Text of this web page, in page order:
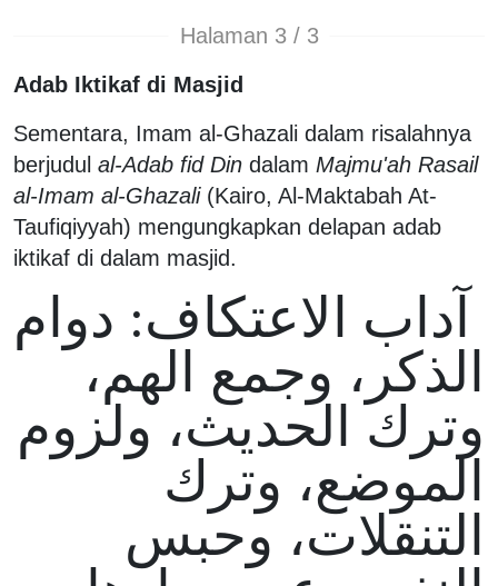
Halaman 3 / 3
Adab Iktikaf di Masjid
Sementara, Imam al-Ghazali dalam risalahnya
berjudul al-Adab fid Din dalam Majmu'ah Rasail
al-Imam al-Ghazali(Kairo, Al-Maktabah At-
Taufiqiyyah) mengungkapkan delapan adab
iktikaf di dalam masjid.
آداب الاعتكاف: دوام
الذكر، وجمع الهم،
وترك الحديث، ولزوم
الموضع، وترك
التنقلات، وحبس